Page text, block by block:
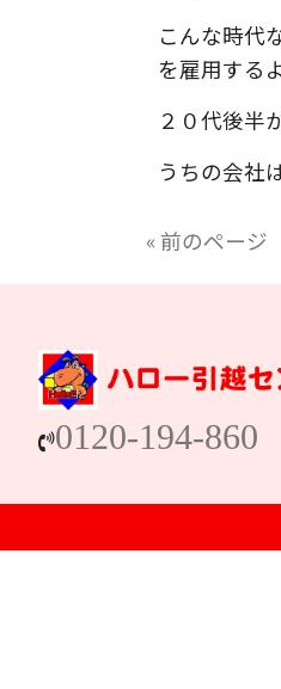
こんな時代
を雇用する
２０代後半
うちの会社
« 前のページ
0120-194-860